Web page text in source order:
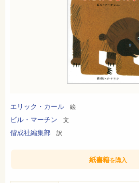
エリック・カール 絵
ビル・マーチン 文
偕成社編集部 訳
紙書籍を購入